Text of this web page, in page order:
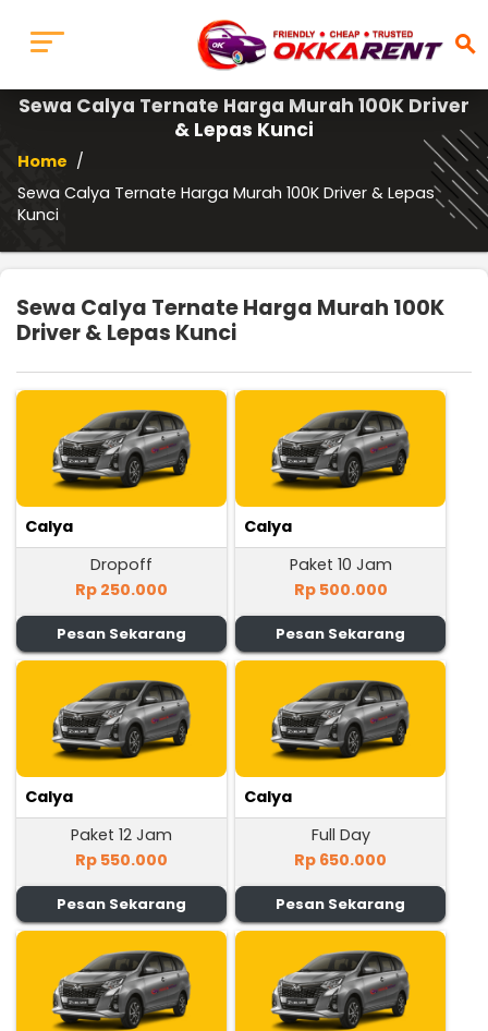
search
Sewa Calya Ternate Harga Murah 100K Driver
& Lepas Kunci
Home /
Sewa Calya Ternate Harga Murah 100K Driver & Lepas
Kunci
Sewa Calya Ternate Harga Murah 100K
Driver & Lepas Kunci
Calya
Dropoff
Rp 250.000
Pesan Sekarang
Calya
Paket 10 Jam
Rp 500.000
Pesan Sekarang
Calya
Paket 12 Jam
Rp 550.000
Pesan Sekarang
Calya
Full Day
Rp 650.000
Pesan Sekarang